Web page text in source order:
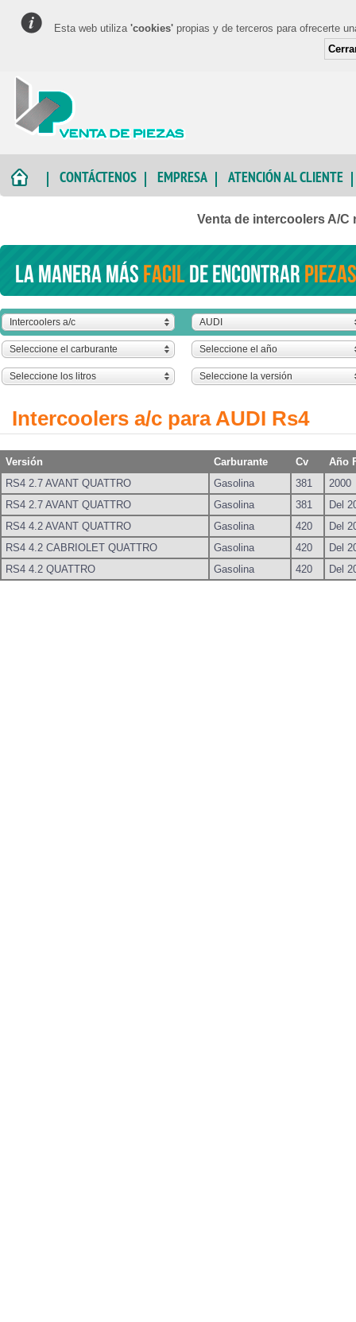
Esta web utiliza 'cookies' propias y de terceros para ofrecerte
CONTÁCTENOS EMPRESA ATENCIÓN AL CLIENTE
Venta de intercoolers A/
La manera másfacilde encontrar
Intercoolers a/c AUDI
Seleccione el carburante Seleccione el año
Seleccione los litros Seleccione la versión
Intercoolers a/c para AUDI Rs4
Versión Carburante Cv
Año
RS4 2.7 AVANT QUATTRO
Gasolina 381
2000
RS4 2.7 AVANT QUATTRO
Gasolina 381
Del
RS4 4.2 AVANT QUATTRO
Gasolina 420
Del
RS4 4.2 CABRIOLET QUATTRO
Gasolina 420
Del
RS4 4.2 QUATTRO
Gasolina 420 Del